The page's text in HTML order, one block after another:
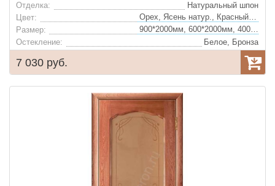
Отделка:
Натуральный шпон
Цвет:
Орех, Ясень натур., Красный ясень, Сапели, Сапели не тонир.
Размер:
900*2000мм, 600*2000мм, 400*2000мм, 700*2000мм, 800*2000мм
Остекление:
Белое, Бронза
7 030 руб.